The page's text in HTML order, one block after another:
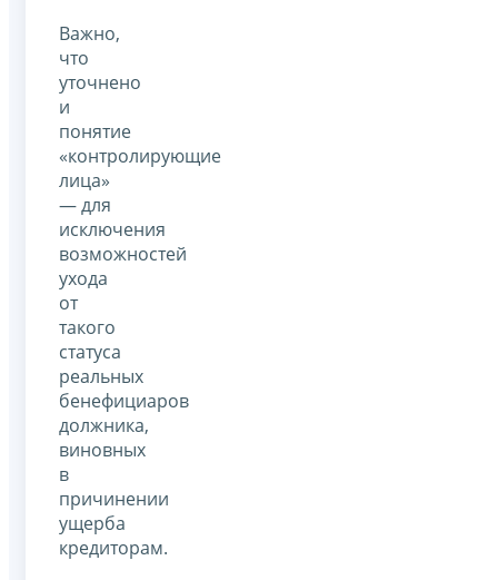
Важно,
что
уточнено
и
понятие
«контролирующие
лица»
— для
исключения
возможностей
ухода
от
такого
статуса
реальных
бенефициаров
должника,
виновных
в
причинении
ущерба
кредиторам.